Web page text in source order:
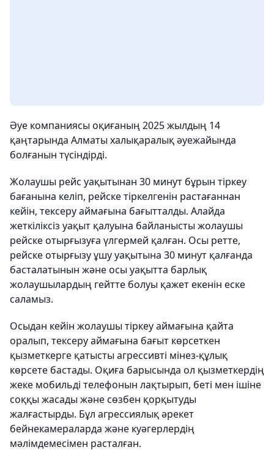
Әуе компаниясы оқиғаның 2025 жылдың 14
қаңтарында Алматы халықаралық әуежайында
болғанын түсіндірді.
Жолаушы рейс уақытынан 30 минут бұрын тіркеу
бағанына келіп, рейске тіркелгенін растағаннан
кейін, тексеру аймағына бағытталды. Алайда
жеткіліксіз уақыт қалуына байланысты жолаушы
рейске отырғызуға үлгермей қалған. Осы ретте,
рейске отырғызу ұшу уақытына 30 минут қалғанда
басталатынын және осы уақытта барлық
жолаушылардың гейтте болуы қажет екенін еске
саламыз.
Осыдан кейін жолаушы тіркеу аймағына қайта
оралып, тексеру аймағына бағыт көрсеткен
қызметкерге қатысты агрессивті мінез-құлық
көрсете бастады. Оқиға барысында ол қызметкердің
жеке мобильді телефонын лақтырып, беті мен ішіне
соққы жасады және сөзбен қорқытуды
жалғастырды. Бұл агрессиялық әрекет
бейнекамераларда және куәгерлердің
мәлімдемесімен расталған.